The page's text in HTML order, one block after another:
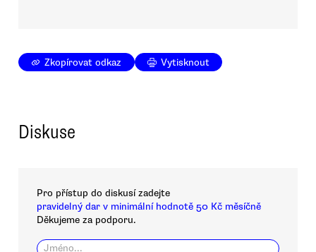
Zkopírovat odkaz Vytisknout
Diskuse
Pro přístup do diskusí zadejte
pravidelný dar v minimální hodnotě 50 Kč měsíčně
Děkujeme za podporu.